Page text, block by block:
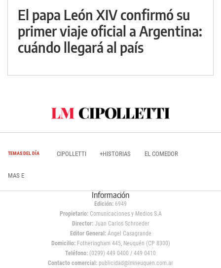
El papa León XIV confirmó su
primer viaje oficial a Argentina:
cuándo llegará al país
TEMAS DEL DÍA CIPOLLETTI +HISTORIAS EL COMEDOR
MAS E
Información
Edición: 6949
Propietario:Comunicaciones y Medios S.A
Director: Juan Carlos Schroeder
Editor General:Ángel Casagrande
Domicilio:Fotheringham 445, Neuquén (CP 8300)
Teléfono: (0299) 449 0400 / 449 0410
Contacto comercial: publicidad@lmneuquen.com.ar